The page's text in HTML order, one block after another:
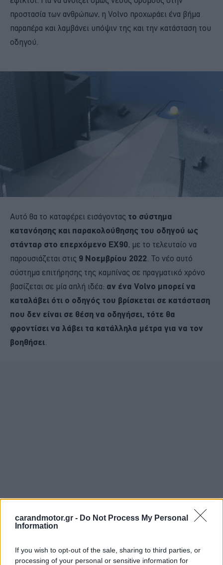
carandmotor.gr - Do Not Process My Personal
Information
If you wish to opt-out of the sale, sharing to third parties, or
processing of your personal or sensitive information for
προστασία των ανθρώπων, η Volvo προχωράει ένα βήμα
παραπέρα και λαμβάνει υπόψιν της και την κατάσταση του
οδηγού.
Αυτό θα το καταφέρει εισάγοντας το σύστημα
κατανόησης και παρακολούθησης του οδηγού ως
στάνταρ στο επερχόμενο EX90, με το τελευταίο να
παρουσιάζεται στις 9 Νοεμβρίου 2022 . Το νέο αυτό
σύστημα επιτήρησης της καμπίνας σε πραγματικό χρόνο
βασίζεται σε μία απλή ιδέα: αν ένα Volvo μπορεί να
καταλάβει ότι ο οδηγός του βρίσκεται σε κατάσταση
που δεν είναι σε θέση να οδηγήσει, τότε θα
φροντίσει να λάβει τα κατάλληλα μέτρα για να τον
βοηθήσει